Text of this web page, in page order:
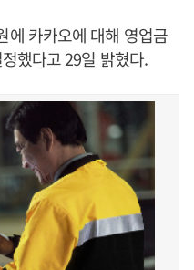
에 카카오에 대해 영업금
했다고 29일 밝혔다.